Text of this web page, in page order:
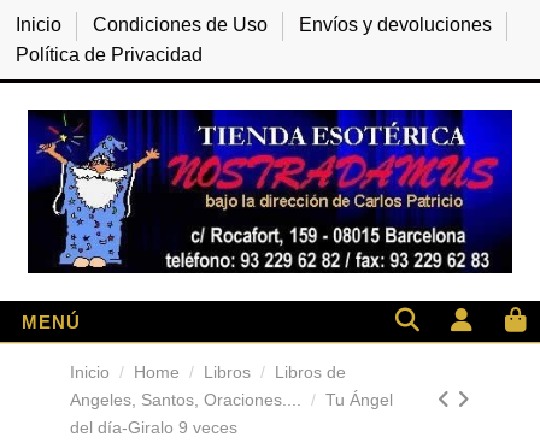
Inicio Condiciones de Uso
Envíos y devoluciones
Política de Privacidad
Inicio Home Libros
Libros de
Angeles, Santos, Oraciones....
Tu Ángel
del día-Giralo 9 veces